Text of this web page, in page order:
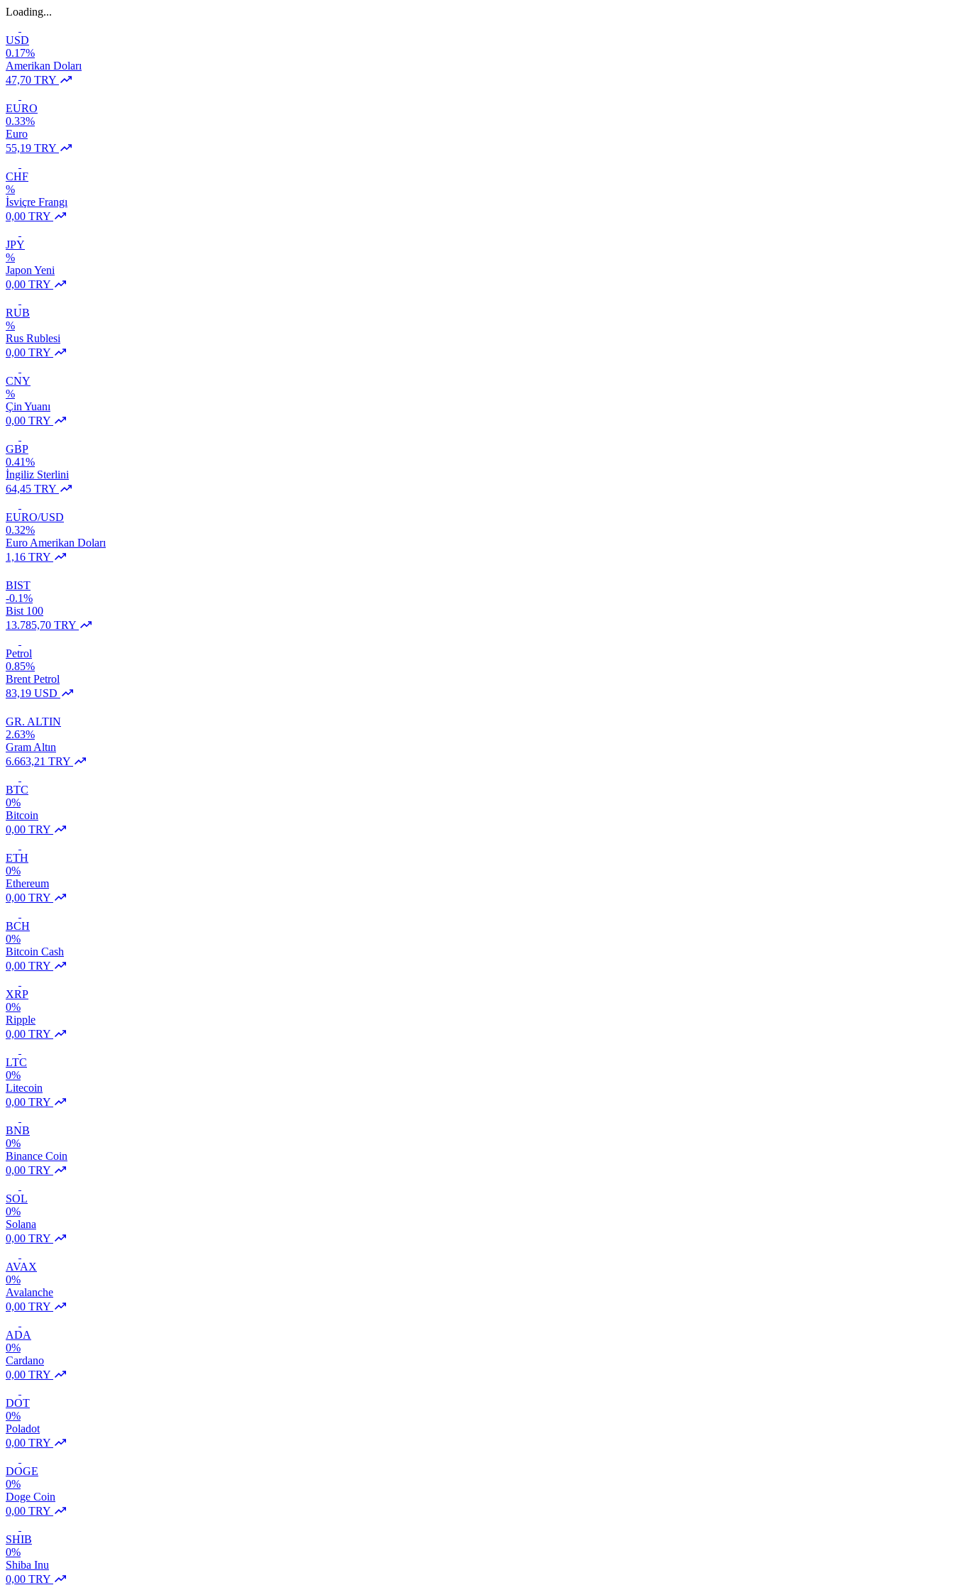
Loading...
USD
0.17%
Amerikan Doları
47,70 TRY
EURO
0.33%
Euro
55,19 TRY
CHF
%
İsviçre Frangı
0,00 TRY
JPY
%
Japon Yeni
0,00 TRY
RUB
%
Rus Rublesi
0,00 TRY
CNY
%
Çin Yuanı
0,00 TRY
GBP
0.41%
İngiliz Sterlini
64,45 TRY
EURO/USD
0.32%
Euro Amerikan Doları
1,16 TRY
BIST
-0.1%
Bist 100
13.785,70 TRY
Petrol
0.85%
Brent Petrol
83,19 USD
GR. ALTIN
2.63%
Gram Altın
6.663,21 TRY
BTC
0%
Bitcoin
0,00 TRY
ETH
0%
Ethereum
0,00 TRY
BCH
0%
Bitcoin Cash
0,00 TRY
XRP
0%
Ripple
0,00 TRY
LTC
0%
Litecoin
0,00 TRY
BNB
0%
Binance Coin
0,00 TRY
SOL
0%
Solana
0,00 TRY
AVAX
0%
Avalanche
0,00 TRY
ADA
0%
Cardano
0,00 TRY
DOT
0%
Poladot
0,00 TRY
DOGE
0%
Doge Coin
0,00 TRY
SHIB
0%
Shiba Inu
0,00 TRY